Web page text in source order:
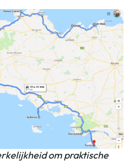
om praktische